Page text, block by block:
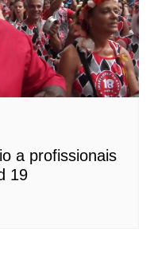
a profissionais
19